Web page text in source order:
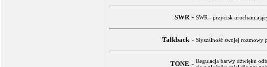
SWR - SWR - przycisk
Talkback - Słyszalność swojej rozmowy
TONE - Regulacja barwy dźwięku